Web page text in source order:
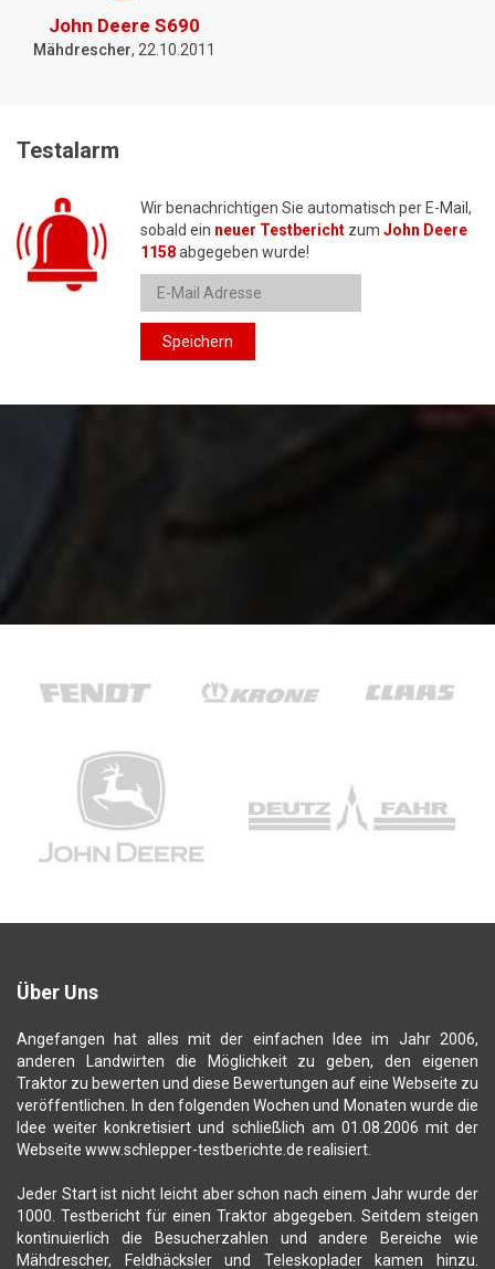
John Deere S690
Mähdrescher, 22.10.2011
Testalarm
Wir benachrichtigen Sie automatisch per E-Mail,
sobald ein neuer Testbericht zum John Deere
1158abgegeben wurde!
Speichern
Über Uns
Angefangen hat alles mit der einfachen Idee im Jahr 2006,
anderen Landwirten die Möglichkeit zu geben, den eigenen
Traktor zu bewerten und diese Bewertungen auf eine Webseite zu
veröffentlichen. In den folgenden Wochen und Monaten wurde die
Idee weiter konkretisiert und schließlich am 01.08.2006 mit der
Webseite www.schlepper-testberichte.de realisiert.
Jeder Start ist nicht leicht aber schon nach einem Jahr wurde der
1000. Testbericht für einen Traktor abgegeben. Seitdem steigen
kontinuierlich die Besucherzahlen und andere Bereiche wie
Mähdrescher, Feldhäcksler und Teleskoplader kamen hinzu.